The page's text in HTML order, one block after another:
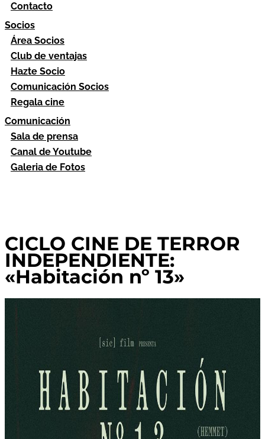
Contacto
Socios
Área Socios
Club de ventajas
Hazte Socio
Comunicación Socios
Regala cine
Comunicación
Sala de prensa
Canal de Youtube
Galeria de Fotos
CICLO CINE DE TERROR
INDEPENDIENTE:
«Habitación nº 13»